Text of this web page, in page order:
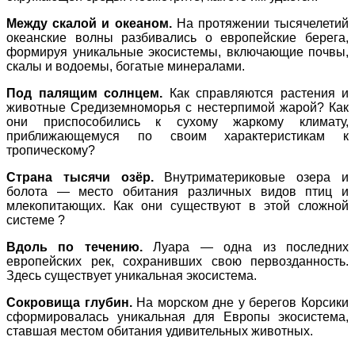
Между скалой и океаном. На протяжении тысячелетий
океанские волны разбивались о европейские берега,
формируя уникальные экосистемы, включающие почвы,
скалы и водоемы, богатые минералами.
Под палящим солнцем. Как справляются растения и
животные Средиземноморья с нестерпимой жарой? Как
они приспособились к сухому жаркому климату,
приближающемуся по своим характеристикам к
тропическому?
Страна тысячи озёр.
Внутриматериковые озера и
болота — место обитания различных видов птиц и
млекопитающих. Как они существуют в этой сложной
системе ?
Вдоль по течению.
Луара — одна из последних
европейских рек, сохранивших свою первозданность.
Здесь существует уникальная экосистема.
Сокровища глубин.На морском дне у берегов Корсики
сформировалась уникальная для Европы экосистема,
ставшая местом обитания удивительных животных.